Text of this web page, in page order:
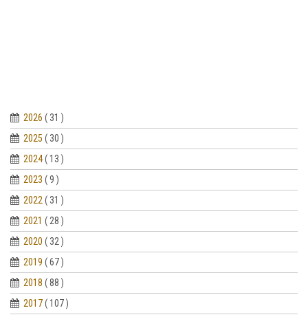
2026 ( 31 )
2025 ( 30 )
2024( 13 )
2023 ( 9 )
2022 ( 31 )
2021 ( 28 )
2020 ( 32 )
2019 ( 67 )
2018 ( 88 )
2017( 107 )